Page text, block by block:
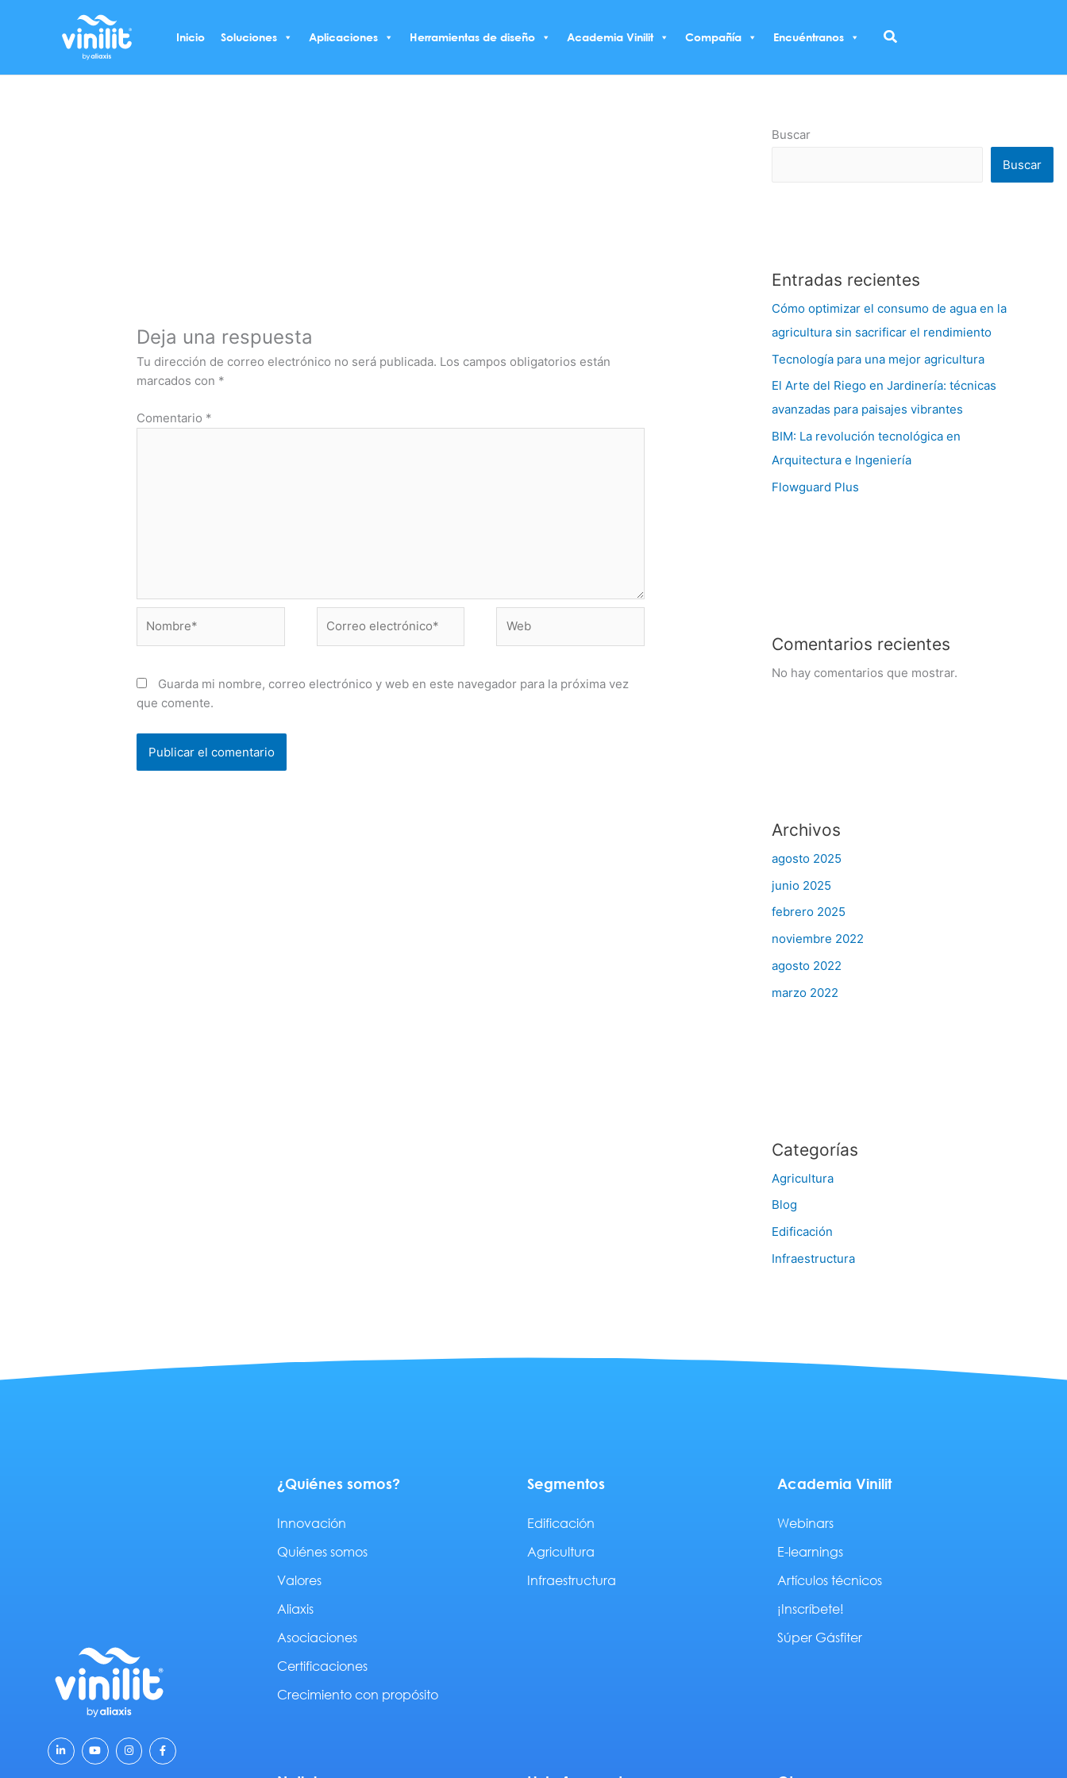
Inicio Soluciones Aplicaciones Herramientas de diseño Academia Vinilit Compañía Encuéntranos Buscar
Deja una respuesta
Tu dirección de correo electrónico no será publicada. Los campos obligatorios están
marcados con *
Comentario *
electrónico*
Guarda mi nombre, correo electrónico y web en este navegador para la próxima vez
que comente.
Buscar
Buscar
Entradas recientes
Cómo optimizar el consumo de agua en la
agricultura sin sacrificar el rendimiento
Tecnología para una mejor agricultura
El Arte del Riego en Jardinería: técnicas
avanzadas para paisajes vibrantes
BIM: La revolución tecnológica en
Arquitectura e Ingeniería
Flowguard Plus
Comentarios recientes
No hay comentarios que mostrar.
Archivos
agosto 2025
junio 2025
febrero 2025
noviembre 2022
agosto 2022
marzo 2022
Categorías
Agricultura
Blog
Edificación
Infraestructura
L
i
n
Y
o
u
I
n
s
F
a
c
¿Quiénes somos?
Innovación
Quiénes somos
Valores
Aliaxis
Asociaciones
Certificaciones
Crecimiento con propósito
Segmentos
Edificación
Agricultura
Infraestructura
Academia Vinilit
Webinars
E-learnings
Artículos técnicos
¡Inscríbete!
Súper Gásfiter